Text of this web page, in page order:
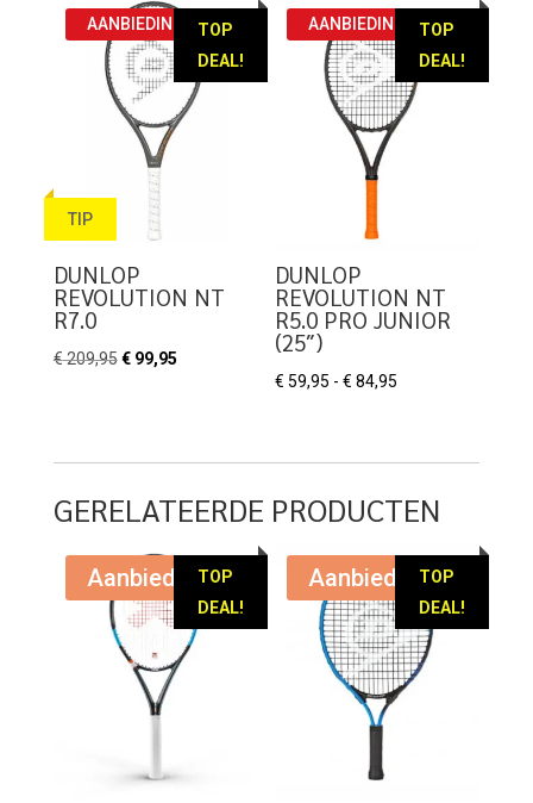
€ 22,95
TOP
DEAL!
TIP
AANBIEDING!
DUNLOP
REVOLUTION NT
R7.0
€209,95 Oorspronkelijke
€99,95Huidige
TOP
DEAL!
AANBIEDING!
DUNLOP
REVOLUTION NT
R5.0 PRO JUNIOR
(25″)
€ 59,95 - € 84,95
GERELATEERDE PRODUCTEN
TOP
DEAL!
Aanbieding!
TOP
DEAL!
Aanbieding!